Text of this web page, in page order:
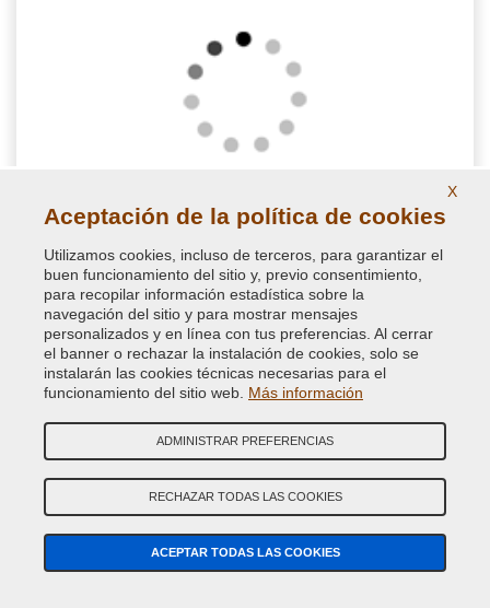
Kit de accesorios para retoque con aerosol
Elige este kit completo y rentable especialmente diseñado con
todos los accesorios para pintar con spray, en particular los
accesorios retoque auto con aerosol o para pintado de piezas
de carrocería como espejos retrovisores y molduras
IVA incluido
X
Aceptación de la política de cookies
Utilizamos cookies, incluso de terceros, para garantizar el
buen funcionamiento del sitio y, previo consentimiento,
para recopilar información estadística sobre la
navegación del sitio y para mostrar mensajes
personalizados y en línea con tus preferencias. Al cerrar
el banner o rechazar la instalación de cookies, solo se
instalarán las cookies técnicas necesarias para el
funcionamiento del sitio web. Más información
ADMINISTRAR PREFERENCIAS
RECHAZAR TODAS LAS COOKIES
ACEPTAR TODAS LAS COOKIES